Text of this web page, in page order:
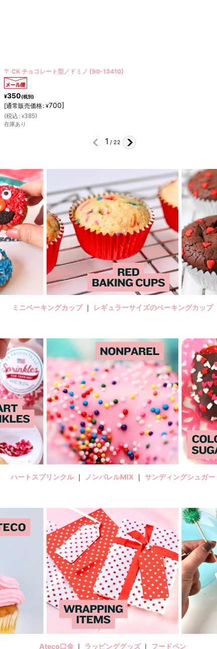
〒 CK チョコレート型ロリポップ／チョウチョ
¥350(税別)
[通常販売価格: ¥700]
(税込 : ¥385)
在庫あり
2 /22
ミニベーキングカップ｜ レギュラーサイズのベーキングカップ
ハートスプリンクル｜ ノンパレルMIX ｜ サンディングシュガー
Ateco口金 ｜ ラッピンググッズ ｜ フードペン